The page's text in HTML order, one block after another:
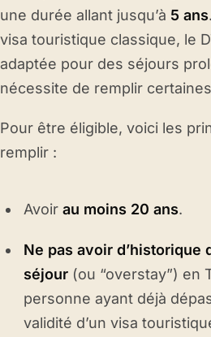
une durée allant jusqu’à 5 ans
visa touristique classique, le
adaptée pour des séjours
nécessite de remplir
Pour être éligible, voici les
remplir :
Avoir au moins 20 ans.
Ne pas avoir d’historique
séjour(ou “overstay”) en
personne ayant déjà
validité d’un visa